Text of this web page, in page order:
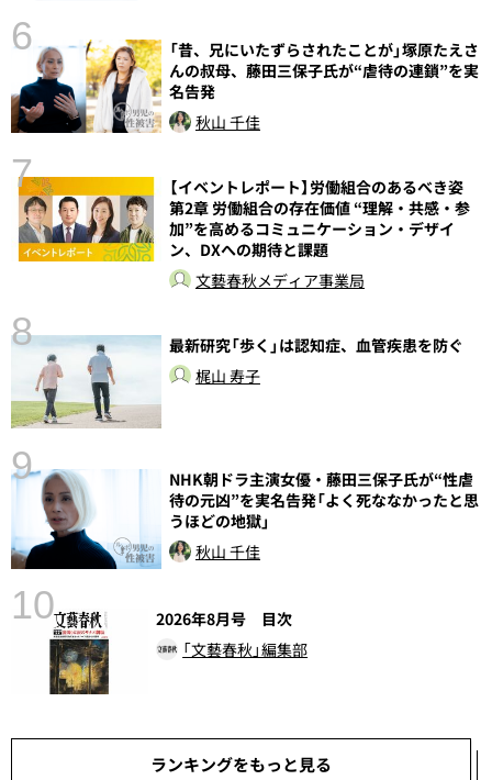
6
「昔、兄にいたずらされたことが」塚原たえさ
んの叔母、藤田三保子氏が“虐待の連鎖”を実
名告発
秋山 千佳
7
【イベントレポート】労働組合のあるべき姿
第2章 労働組合の存在価値 “理解・共感・参
加”を高めるコミュニケーション・デザイ
ン、DXへの期待と課題
文藝春秋メディア事業局
8
最新研究「歩く」は認知症、血管疾患を防ぐ
梶山 寿子
9
NHK朝ドラ主演女優・藤田三保子氏が“性虐
待の元凶”を実名告発「よく死ななかったと思
うほどの地獄」
秋山 千佳
10
2026年8月号 目次
「文藝春秋」編集部
ランキングをもっと見る